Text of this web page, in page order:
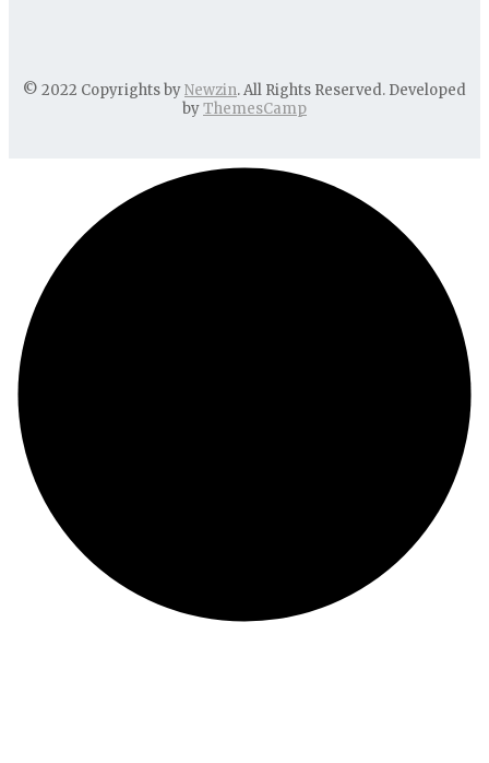
© 2022 Copyrights byNewzin. All Rights Reserved. Developed
byThemesCamp